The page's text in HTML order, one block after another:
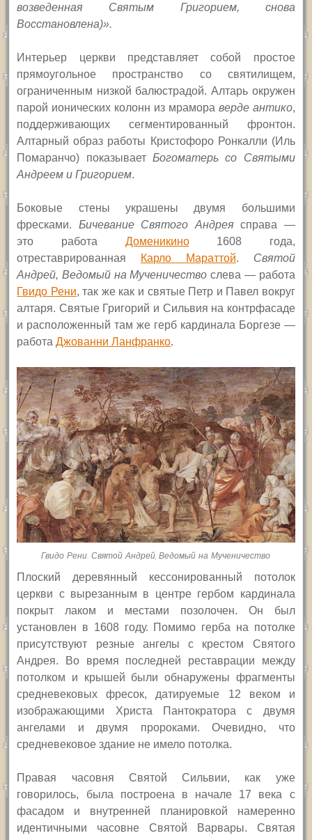
возведенная Святым Григорием, снова
Восстановлена)».
Интерьер церкви представляет собой простое
прямоугольное пространство со святилищем,
ограниченным низкой балюстрадой. Алтарь окружен
парой ионических колонн из мрамора верде антико,
поддерживающих сегментированный фронтон.
Алтарный образ работы Кристофоро Ронкалли (Иль
Помаранчо) показывает Богоматерь со Святыми
Андреем и Григорием.
Боковые стены украшены двумя большими
фресками. Бичевание Святого Андрея справа —
это работа Доменикино1608 года,
отреставрированная
Карло Мараттой. Святой
Андрей, Ведомый на Мученичество слева — работа
Гвидо Рени, так же как и святые Петр и Павел вокруг
алтаря. Святые Григорий и Сильвия на контрфасаде
и расположенный там же герб кардинала Боргезе —
работаДжованни Ланфранко.
Гвидо Рени. Святой Андрей, Ведомый на Мученичество
Плоский деревянный кессонированный потолок
церкви с вырезанным в центре гербом кардинала
покрыт лаком и местами позолочен. Он был
установлен в 1608 году. Помимо герба на потолке
присутствуют резные ангелы с крестом Святого
Андрея. Во время последней реставрации между
потолком и крышей были обнаружены фрагменты
средневековых фресок, датируемые 12 веком и
изображающими Христа Пантократора с двумя
ангелами и двумя пророками. Очевидно, что
средневековое здание не имело потолка.
Правая часовня Святой Сильвии, как уже
говорилось, была построена в начале 17 века с
фасадом и внутренней планировкой намеренно
идентичными часовне Святой Варвары. Святая